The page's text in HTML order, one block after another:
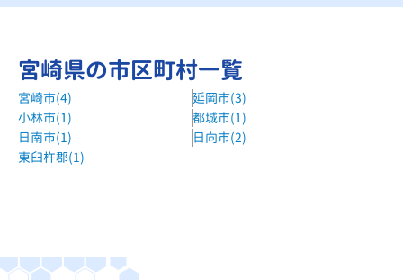
宮崎県の市区町村一覧
宮崎市(4)
延岡市(3)
小林市(1)
都城市(1)
日南市(1)
日向市(2)
東臼杵郡(1)